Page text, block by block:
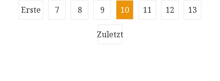
Wendeschneidplatten aus Hartmetall, die bei
Erste 7 8 9 10 11 12 13
Zuletzt